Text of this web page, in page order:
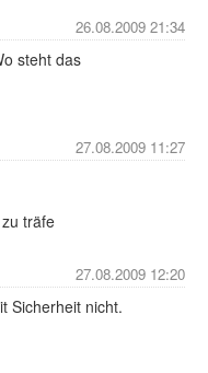
26.08.2009 21:34
steht das
27.08.2009 11:27
träfe
27.08.2009 12:20
Sicherheit nicht.